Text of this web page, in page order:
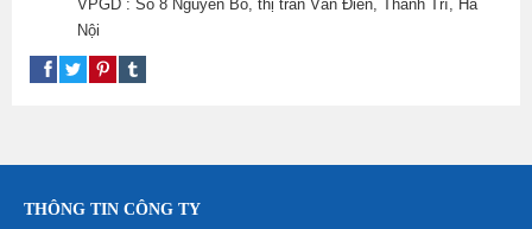
VPGD : Số 8 Nguyễn Bồ, thị trấn Văn Điển, Thanh Trì, Hà
Nội
THÔNG TIN CÔNG TY